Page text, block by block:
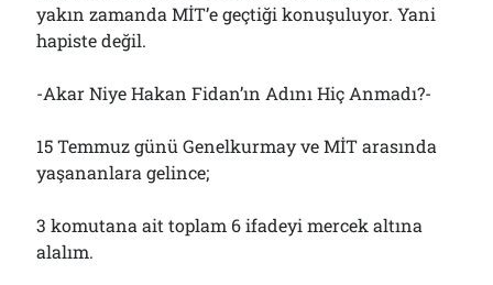
yakın zamanda MİT’e geçtiği konuşuluyor. Yani
hapiste değil.
-Akar Niye Hakan Fidan’ın Adını Hiç Anmadı?-
15 Temmuz günü Genelkurmay ve MİT arasında
yaşananlara gelince;
3 komutana ait toplam 6 ifadeyi mercek altına
alalım.